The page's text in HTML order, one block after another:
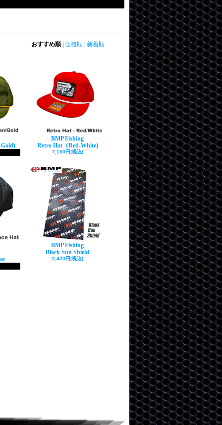
おすすめ順 価格順 新着順
BMP Fishing
Retro Hat（Red-White)
7,150円(税込)
BMP Fishing
Black Sun Shield
2,420円(税込)